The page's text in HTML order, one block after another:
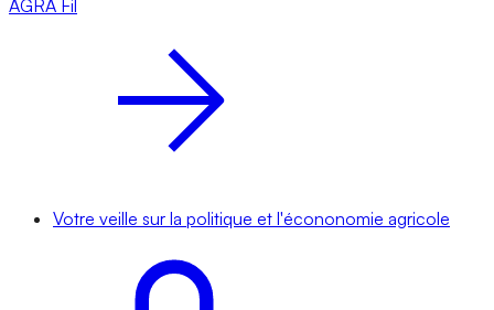
AGRA Fil
Votre veille sur la politique et l'écononomie agricole